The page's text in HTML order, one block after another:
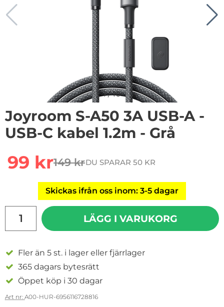
1/10
Joyroom S-A50 3A USB-A -
USB-C kabel 1.2m - Grå
rea pris
99 krtidigare pris
149 krDU SPARAR 50 KR
Skickas ifrån oss inom: 3-5 dagar
LÄGG I VARUKORG
Fler än 5 st. i lager eller fjärrlager
365 dagars bytesrätt
Öppet köp i 30 dagar
Art nr: A00-HUR-6956116728816